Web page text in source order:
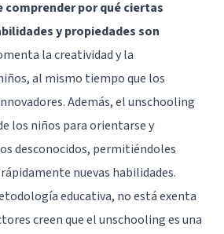
comprender por qué ciertas
y propiedades son
la creatividad y la
al mismo tiempo que los
Además, el unschooling
los niños para orientarse y
desconocidos, permitiéndoles
nuevas habilidades.
educativa, no está exenta
creen que el unschooling es una